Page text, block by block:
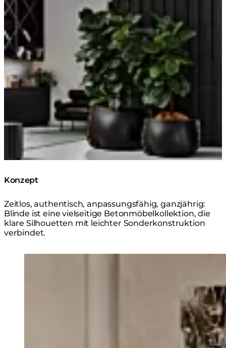
Konzept
Zeitlos, authentisch, anpassungsfähig, ganzjährig:
Blinde ist eine vielseitige Betonmöbelkollektion, die
klare Silhouetten mit leichter Sonderkonstruktion
verbindet.